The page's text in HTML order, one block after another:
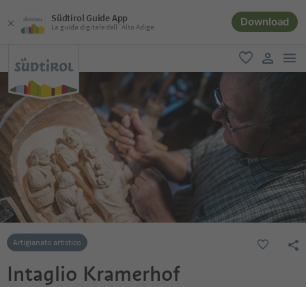
Südtirol Guide App
La guida digitale dell´Alto Adige Download
favoriti
user link
Artigianato artistico
Intaglio Kramerhof